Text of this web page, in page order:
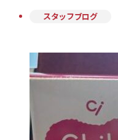
スタッフブログ